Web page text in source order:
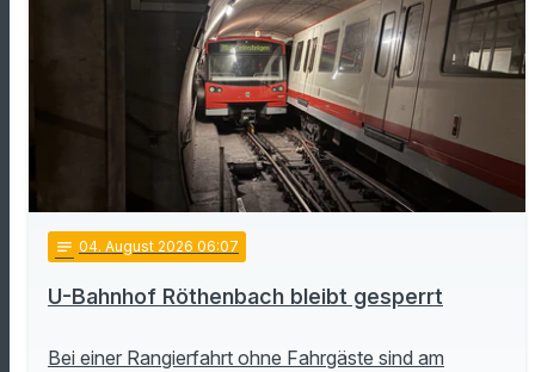
notes 04. August 2026 06:07
U-Bahnhof Röthenbach bleibt gesperrt
Bei einer Rangierfahrt ohne Fahrgäste sind am